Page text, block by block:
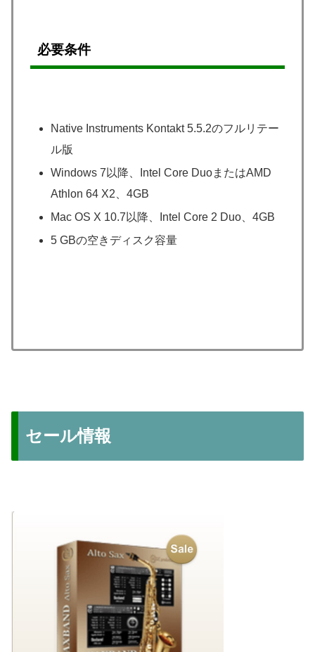
必要条件
Native Instruments Kontakt 5.5.2のフルリテー
ル版
Windows 7以降、Intel Core DuoまたはAMD
Athlon 64 X2、4GB
Mac OS X 10.7以降、Intel Core 2 Duo、4GB
5 GBの空きディスク容量
セール情報